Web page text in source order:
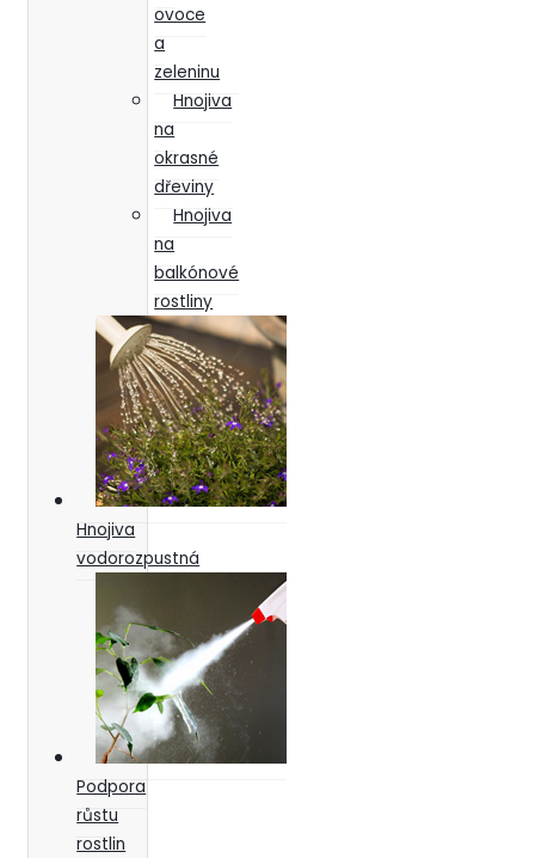
ovoce
a
zeleninu
Hnojiva
na
okrasné
dřeviny
Hnojiva
na
balkónové
rostliny
Hnojiva
vodorozpustná
Podpora
růstu
rostlin